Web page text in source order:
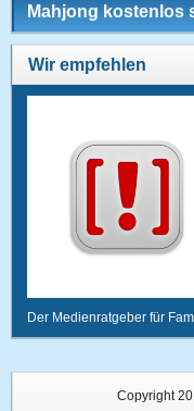
Mahjong kostenlos
Wir empfehlen
Der Medienratgeber für
Copyright